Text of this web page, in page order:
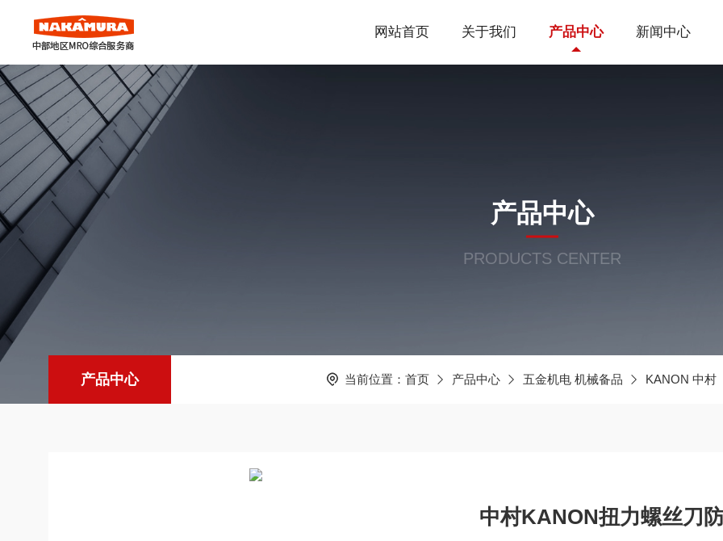
网站首页 关于我们 产品中心 新闻中心
产品中心
PRODUCTS CENTER
产品中心 当前位置： 首页 产品中心 五金机电 机械备品 KANON 中村
中村KANON扭力螺丝刀